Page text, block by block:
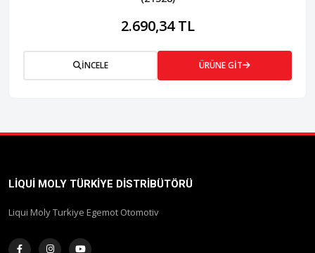
2.690,34 TL
İNCELE ÜRÜNE GİT
LIQUI MOLY TÜRKIYE DISTRIBÜTÖRÜ
Liqui Moly Turkiye Egemot Otomotiv